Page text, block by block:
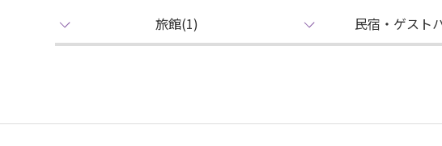
旅館(1) 民宿・ゲスト